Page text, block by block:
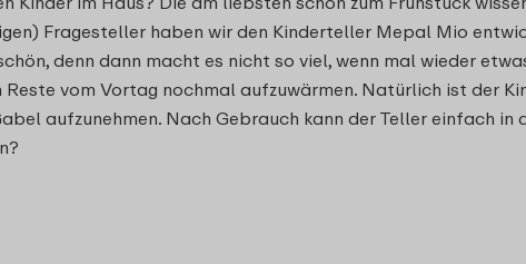
Fragesteller haben wir den Kinderteller Mepal Mio
denn dann macht es nicht so viel, wenn mal wieder
vom Vortag nochmal aufzuwärmen. Natürlich ist der
aufzunehmen. Nach Gebrauch kann der Teller einfach in